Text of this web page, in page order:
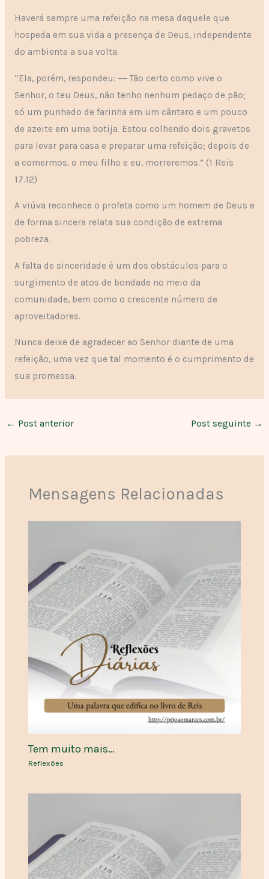
Haverá sempre uma refeição na mesa daquele que
hospeda em sua vida a presença de Deus, independente
do ambiente a sua volta.
“Ela, porém, respondeu: ― Tão certo como vive o
Senhor, o teu Deus, não tenho nenhum pedaço de pão;
só um punhado de farinha em um cântaro e um pouco
de azeite em uma botija. Estou colhendo dois gravetos
para levar para casa e preparar uma refeição; depois de
a comermos, o meu filho e eu, morreremos.” (1 Reis
17.12)
A viúva reconhece o profeta como um homem de Deus e
de forma sincera relata sua condição de extrema
pobreza.
A falta de sinceridade é um dos obstáculos para o
surgimento de atos de bondade no meio da
comunidade, bem como o crescente número de
aproveitadores.
Nunca deixe de agradecer ao Senhor diante de uma
refeição, uma vez que tal momento é o cumprimento de
sua promessa.
← Post anterior Post seguinte →
Mensagens Relacionadas
Tem muito mais…
Reflexões